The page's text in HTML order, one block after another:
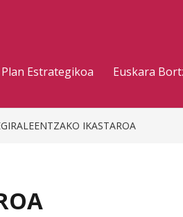
Plan Estrategikoa Euskara
IKASTAROA